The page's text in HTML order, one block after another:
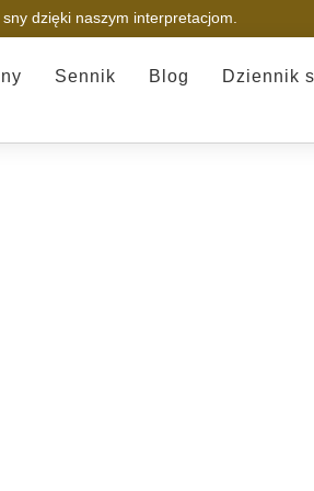
dzięki naszym interpretacjom.
Sennik Blog Dziennik